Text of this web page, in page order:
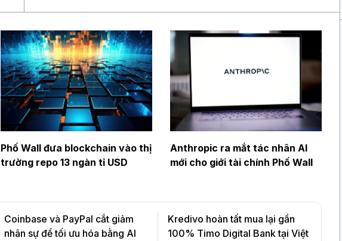
Phố Wall đưa blockchain vào thị
trường repo 13 ngàn tỉ USD
Anthropic ra mắt tác nhân AI
mới cho giới tài chính Phố Wall
Coinbase và PayPal cắt giảm
nhân sự để tối ưu hóa bằng AI
Kredivo hoàn tất mua lại gần
100% Timo Digital Bank tại Việt